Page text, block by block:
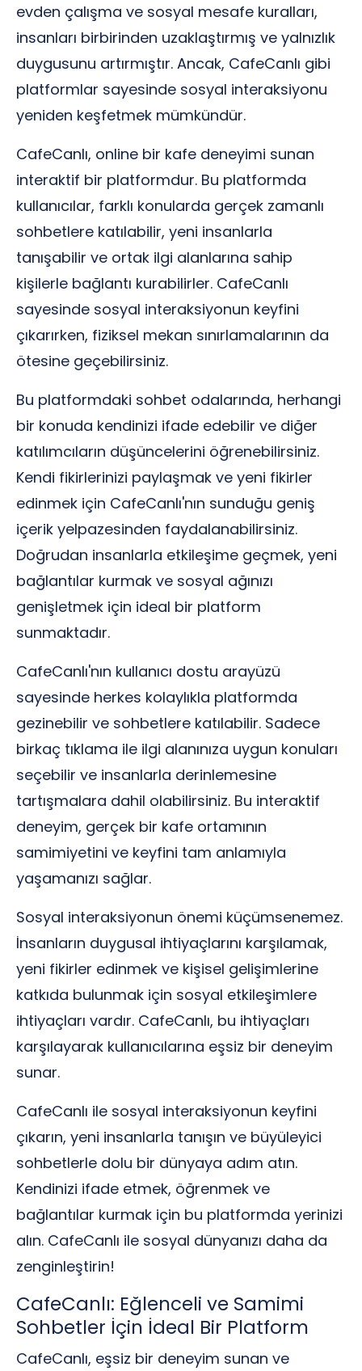
evden çalışma ve sosyal mesafe kuralları,
insanları birbirinden uzaklaştırmış ve yalnızlık
duygusunu artırmıştır. Ancak, CafeCanlı gibi
platformlar sayesinde sosyal interaksiyonu
yeniden keşfetmek mümkündür.
CafeCanlı, online bir kafe deneyimi sunan
interaktif bir platformdur. Bu platformda
kullanıcılar, farklı konularda gerçek zamanlı
sohbetlere katılabilir, yeni insanlarla
tanışabilir ve ortak ilgi alanlarına sahip
kişilerle bağlantı kurabilirler. CafeCanlı
sayesinde sosyal interaksiyonun keyfini
çıkarırken, fiziksel mekan sınırlamalarının da
ötesine geçebilirsiniz.
Bu platformdaki sohbet odalarında, herhangi
bir konuda kendinizi ifade edebilir ve diğer
katılımcıların düşüncelerini öğrenebilirsiniz.
Kendi fikirlerinizi paylaşmak ve yeni fikirler
edinmek için CafeCanlı'nın sunduğu geniş
içerik yelpazesinden faydalanabilirsiniz.
Doğrudan insanlarla etkileşime geçmek, yeni
bağlantılar kurmak ve sosyal ağınızı
genişletmek için ideal bir platform
sunmaktadır.
CafeCanlı'nın kullanıcı dostu arayüzü
sayesinde herkes kolaylıkla platformda
gezinebilir ve sohbetlere katılabilir. Sadece
birkaç tıklama ile ilgi alanınıza uygun konuları
seçebilir ve insanlarla derinlemesine
tartışmalara dahil olabilirsiniz. Bu interaktif
deneyim, gerçek bir kafe ortamının
samimiyetini ve keyfini tam anlamıyla
yaşamanızı sağlar.
Sosyal interaksiyonun önemi küçümsenemez.
İnsanların duygusal ihtiyaçlarını karşılamak,
yeni fikirler edinmek ve kişisel gelişimlerine
katkıda bulunmak için sosyal etkileşimlere
ihtiyaçları vardır. CafeCanlı, bu ihtiyaçları
karşılayarak kullanıcılarına eşsiz bir deneyim
sunar.
CafeCanlı ile sosyal interaksiyonun keyfini
çıkarın, yeni insanlarla tanışın ve büyüleyici
sohbetlerle dolu bir dünyaya adım atın.
Kendinizi ifade etmek, öğrenmek ve
bağlantılar kurmak için bu platformda yerinizi
alın. CafeCanlı ile sosyal dünyanızı daha da
zenginleştirin!
CafeCanlı: Eğlenceli ve Samimi
Sohbetler İçin İdeal Bir Platform
CafeCanlı, eşsiz bir deneyim sunan ve